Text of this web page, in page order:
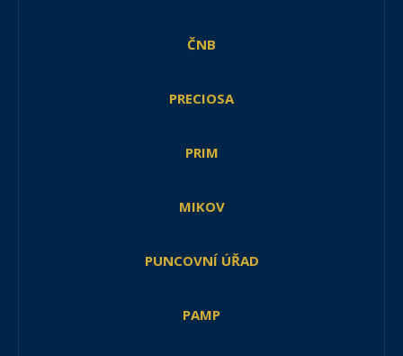
ČNB
PRECIOSA
PRIM
MIKOV
PUNCOVNÍ ÚŘAD
PAMP